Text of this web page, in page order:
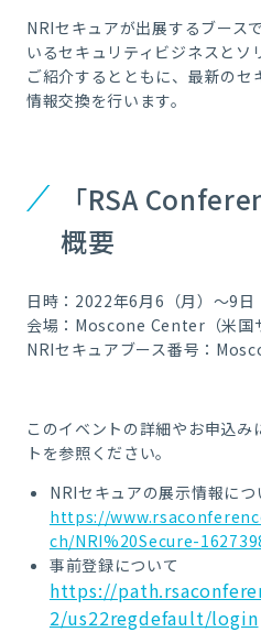
NRIセキュアが出展するブースで
いるセキュリティビジネスと
ご紹介するとともに、 最新のセ
情報交換を行います。
「RSA
概要
日時： 2022年6月6 （月）～9 日
会場： Moscone Center （米
NRIセキュアブース番号：
このイベントの詳細やお申込み
トを参照ください。
NRIセキュアの展示情報につ
https://
ch/NRI%20Secure-
事前登録について
https://
2/us22regdefault/login